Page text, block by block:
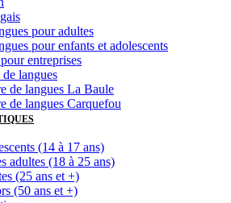
pour adultes
pour enfants et adolescents
entreprises
langues
de langues La Baule
de langues Carquefou
(14 à 17 ans)
adultes (18 à 25 ans)
(25 ans et +)
(50 ans et +)